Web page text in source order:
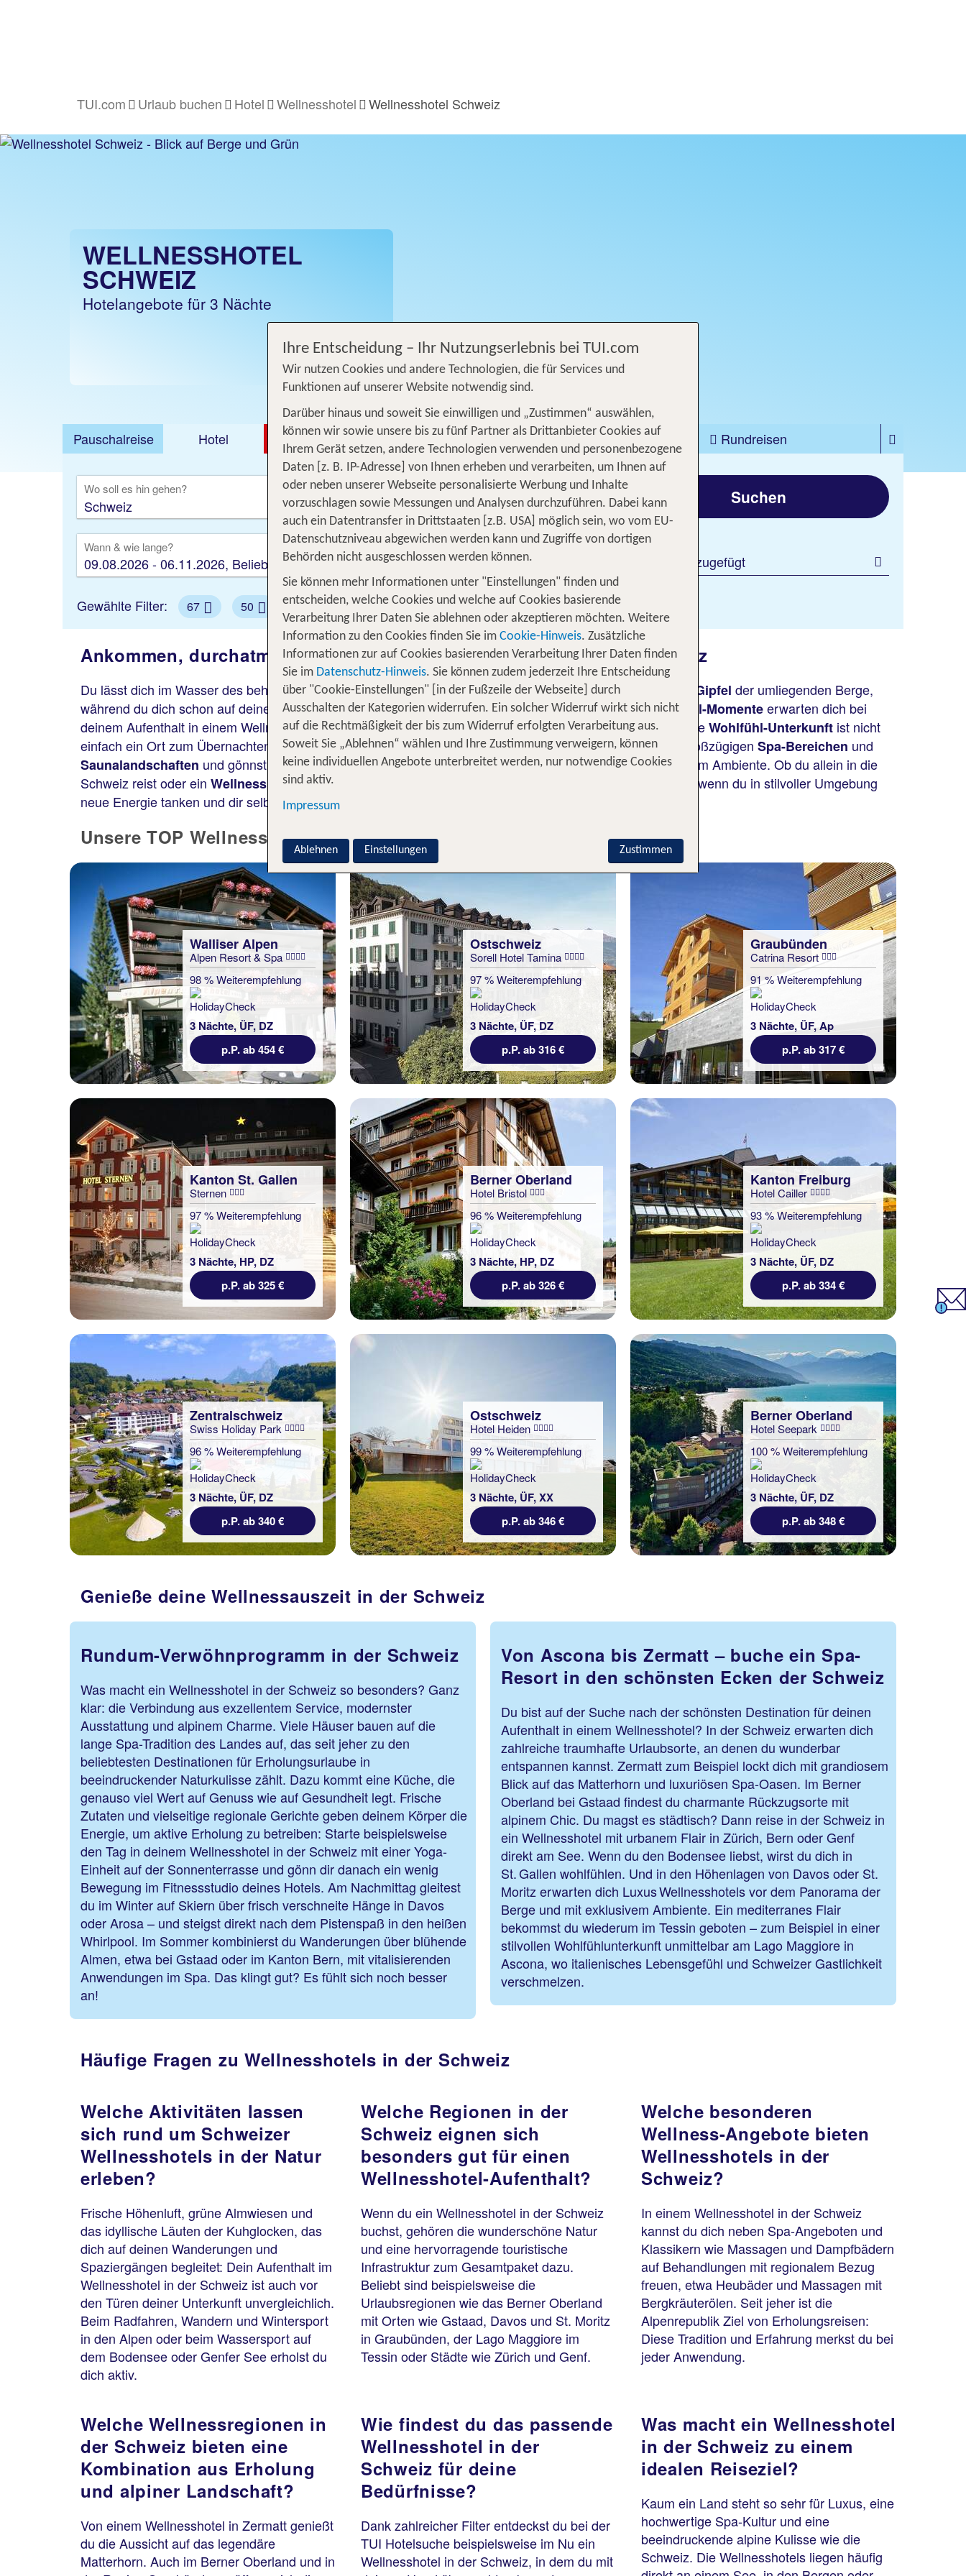
TUI.com Urlaub buchen Hotel Wellnesshotel Wellnesshotel Schweiz
WELLNESSHOTEL
SCHWEIZ
Hotelangebote für 3 Nächte
Jetzt ab 160 €
Pauschalreise Hotel DEALS Flug Ferienhaus Mietwagen Kreuzfahrten
Rundreisen
Ausflüge
Camper Privattransfer Zusatzleistungen
Wo soll es hin gehen?
Flug hinzufügen
Wann & wie lange?
09.08.2026 - 06.11.2026, Beliebig
Wer reist mit?
2 Erwachsene
Suchen
2 Filter hinzugefügt
Gewählte Filter: 67 50
Ankommen, durchatmen, loslassen – dein Wellnesshotel in der Schweiz
Du lässt dich im Wasser des beheiztenAußenpoolstreiben, genießt dabei den Blick auf dieverschneiten Gipfel der umliegenden Berge,
während du dich schon auf deine nächsteAnwendungfreust – solche und ähnlich unvergesslicheWohlfühl-Momenteerwarten dich bei
deinem Aufenthalt in einem Wellnesshotel in der Schweiz! Ob in Zürich, Luzern oder im Wallis: Eine derartigeWohlfühl-Unterkunft ist nicht
einfach ein Ort zum Übernachten – es ist einRückzugsort für Körper und Seele. Hier entspannst du in großzügigen Spa-Bereichen und
Saunalandschaften und gönnst dir wohltuendeMassagenund aromatischeDampfbäderin ansprechendem Ambiente. Ob du allein in die
Schweiz reist oder ein Wellnesshotelfür Paare suchst – ein Spa-Hotel in der Schweiz ist für dich gemacht, wenn du in stilvoller Umgebung
neue Energie tanken und dir selbst wieder näherkommen möchtest.
Unsere TOP Wellnesshotels für 3 Nächte in der Schweiz
Walliser Alpen
Alpen Resort & Spa
98 % Weiterempfehlung
3 Nächte, ÜF, DZ
p.P. ab 454 €
Ostschweiz
Sorell Hotel Tamina
97 % Weiterempfehlung
3 Nächte, ÜF, DZ
p.P. ab 316 €
Graubünden
Catrina Resort
91 % Weiterempfehlung
3 Nächte, ÜF, Ap
p.P. ab 317 €
Kanton St. Gallen
Sternen
97 % Weiterempfehlung
3 Nächte, HP, DZ
p.P. ab 325 €
Berner Oberland
Hotel Bristol
96 % Weiterempfehlung
3 Nächte, HP, DZ
p.P. ab 326 €
Kanton Freiburg
Hotel Cailler
93 % Weiterempfehlung
3 Nächte, ÜF, DZ
p.P. ab 334 €
Zentralschweiz
Swiss Holiday Park
96 % Weiterempfehlung
3 Nächte, ÜF, DZ
p.P. ab 340 €
Ostschweiz
Hotel Heiden
99 % Weiterempfehlung
3 Nächte, ÜF, XX
p.P. ab 346 €
Berner Oberland
Hotel Seepark
100 % Weiterempfehlung
3 Nächte, ÜF, DZ
p.P. ab 348 €
Genieße deine Wellnessauszeit in der Schweiz
Rundum-Verwöhnprogramm in der Schweiz
Was macht ein Wellnesshotel in der Schweiz so besonders? Ganz
klar: die Verbindung aus exzellentem Service, modernster
Ausstattung und alpinem Charme. Viele Häuser bauen auf die
lange Spa-Tradition des Landes auf, das seit jeher zu den
beliebtesten Destinationen für Erholungsurlaube in
beeindruckender Naturkulisse zählt. Dazu kommt eine Küche, die
genauso viel Wert auf Genuss wie auf Gesundheit legt. Frische
Zutaten und vielseitige regionale Gerichte geben deinem Körper die
Energie, um aktive Erholung zu betreiben: Starte beispielsweise
den Tag in deinem Wellnesshotel in der Schweiz mit einer Yoga-
Einheit auf der Sonnenterrasse und gönn dir danach ein wenig
Bewegung im Fitnessstudio deines Hotels. Am Nachmittag gleitest
du im Winter auf Skiern über frisch verschneite Hänge in Davos
oder Arosa – und steigst direkt nach dem Pistenspaß in den heißen
Whirlpool. Im Sommer kombinierst du Wanderungen über blühende
Almen, etwa bei Gstaad oder im Kanton Bern, mit vitalisierenden
Anwendungen im Spa. Das klingt gut? Es fühlt sich noch besser
an!
Von Ascona bis Zermatt – buche ein Spa-
Resort in den schönsten Ecken der Schweiz
Du bist auf der Suche nach der schönsten Destination für deinen
Aufenthalt in einem Wellnesshotel? In der Schweiz erwarten dich
zahlreiche traumhafte Urlaubsorte, an denen du wunderbar
entspannen kannst. Zermatt zum Beispiel lockt dich mit grandiosem
Blick auf das Matterhorn und luxuriösen Spa-Oasen. Im Berner
Oberland bei Gstaad findest du charmante Rückzugsorte mit
alpinem Chic. Du magst es städtisch? Dann reise in der Schweiz in
ein Wellnesshotel mit urbanem Flair in Zürich, Bern oder Genf
direkt am See. Wenn du den Bodensee liebst, wirst du dich in
St. Gallen wohlfühlen. Und in den Höhenlagen von Davos oder St.
Moritz erwarten dich Luxus Wellnesshotels vor dem Panorama der
Berge und mit exklusivem Ambiente. Ein mediterranes Flair
bekommst du wiederum im Tessin geboten – zum Beispiel in einer
stilvollen Wohlfühlunterkunft unmittelbar am Lago Maggiore in
Ascona, wo italienisches Lebensgefühl und Schweizer Gastlichkeit
verschmelzen.
Häufige Fragen zu Wellnesshotels in der Schweiz
Welche Aktivitäten lassen
sich rund um Schweizer
Wellnesshotels in der Natur
erleben?
Frische Höhenluft, grüne Almwiesen und
das idyllische Läuten der Kuhglocken, das
dich auf deinen Wanderungen und
Spaziergängen begleitet: Dein Aufenthalt im
Wellnesshotel in der Schweiz ist auch vor
den Türen deiner Unterkunft unvergleichlich.
Beim Radfahren, Wandern und Wintersport
in den Alpen oder beim Wassersport auf
dem Bodensee oder Genfer See erholst du
dich aktiv.
Welche Regionen in der
Schweiz eignen sich
besonders gut für einen
Wellnesshotel-Aufenthalt?
Wenn du ein Wellnesshotel in der Schweiz
buchst, gehören die wunderschöne Natur
und eine hervorragende touristische
Infrastruktur zum Gesamtpaket dazu.
Beliebt sind beispielsweise die
Urlaubsregionen wie das Berner Oberland
mit Orten wie Gstaad, Davos und St. Moritz
in Graubünden, der Lago Maggiore im
Tessin oder Städte wie Zürich und Genf.
Welche besonderen
Wellness-Angebote bieten
Wellnesshotels in der
Schweiz?
In einem Wellnesshotel in der Schweiz
kannst du dich neben Spa-Angeboten und
Klassikern wie Massagen und Dampfbädern
auf Behandlungen mit regionalem Bezug
freuen, etwa Heubäder und Massagen mit
Bergkräuterölen. Seit jeher ist die
Alpenrepublik Ziel von Erholungsreisen:
Diese Tradition und Erfahrung merkst du bei
jeder Anwendung.
Welche Wellnessregionen in
der Schweiz bieten eine
Kombination aus Erholung
und alpiner Landschaft?
Von einem Wellnesshotel in Zermatt genießt
du die Aussicht auf das legendäre
Matterhorn. Auch im Berner Oberland und in
Wie findest du das passende
Wellnesshotel in der
Schweiz für deine
Bedürfnisse?
Dank zahlreicher Filter entdeckst du bei der
TUI Hotelsuche beispielsweise im Nu ein
Wellnesshotel in der Schweiz, in dem du mit
Was macht ein Wellnesshotel
in der Schweiz zu einem
idealen Reiseziel?
Kaum ein Land steht so sehr für Luxus, eine
hochwertige Spa-Kultur und eine
beeindruckende alpine Kulisse wie die
Schweiz. Die Wellnesshotels liegen häufig
Ihre Entscheidung – Ihr Nutzungserlebnis bei TUI.com
Wir nutzen Cookies und andere Technologien, die für Services und
Funktionen auf unserer Website notwendig sind.
Darüber hinaus und soweit Sie einwilligen und „Zustimmen“ auswählen,
können wir sowie unsere bis zu fünf Partner als Drittanbieter Cookies auf
Ihrem Gerät setzen, andere Technologien verwenden und personenbezogene
Daten [z. B. IP-Adresse] von Ihnen erheben und verarbeiten, um Ihnen auf
oder neben unserer Webseite personalisierte Werbung und Inhalte
vorzuschlagen sowie Messungen und Analysen durchzuführen. Dabei kann
auch ein Datentransfer in Drittstaaten [z.B. USA] möglich sein, wo vom EU-
Datenschutzniveau abgewichen werden kann und Zugriffe von dortigen
Behörden nicht ausgeschlossen werden können.
Sie können mehr Informationen unter "Einstellungen" finden und
entscheiden, welche Cookies und welche auf Cookies basierende
Verarbeitung Ihrer Daten Sie ablehnen oder akzeptieren möchten. Weitere
Information zu den Cookies finden Sie im Cookie-Hinweis. Zusätzliche
Informationen zur auf Cookies basierenden Verarbeitung Ihrer Daten finden
Sie im Datenschutz-Hinweis. Sie können zudem jederzeit Ihre Entscheidung
über "Cookie-Einstellungen" [in der Fußzeile der Webseite] durch
Ausschalten der Kategorien widerrufen. Ein solcher Widerruf wirkt sich nicht
auf die Rechtmäßigkeit der bis zum Widerruf erfolgten Verarbeitung aus.
Soweit Sie „Ablehnen“ wählen und Ihre Zustimmung verweigern, können
keine individuellen Angebote unterbreitet werden, nur notwendige Cookies
sind aktiv.
Impressum
Zustimmen
Ablehnen Einstellungen